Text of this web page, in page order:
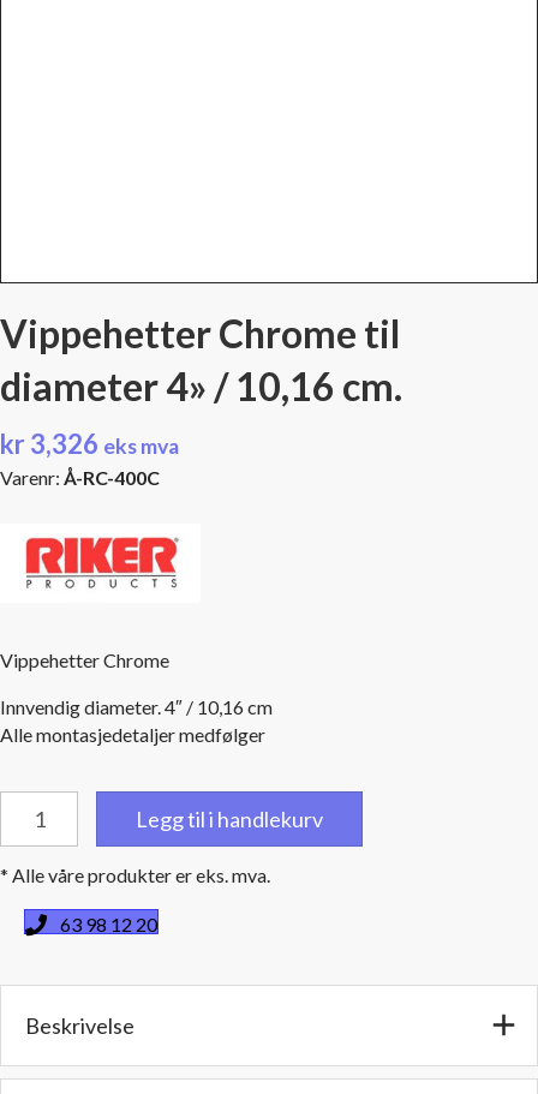
Vippehetter Chrome til
diameter 4» / 10,16 cm.
kr3,326 eks mva
Varenr: Å-RC-400C
Vippehetter Chrome
Innvendig diameter. 4″ / 10,16 cm
Alle montasjedetaljer medfølger
Chrome
diameter
antall
Legg til i handlekurv
* Alle våre produkter er eks. mva.
63 98 12 20
Beskrivelse